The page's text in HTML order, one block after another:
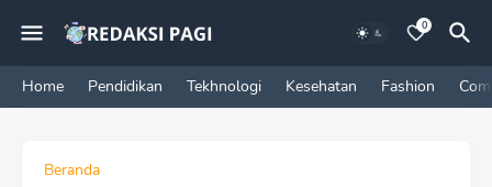
0
Home Pendidikan Tekhnologi Kesehatan Fashion
Beranda